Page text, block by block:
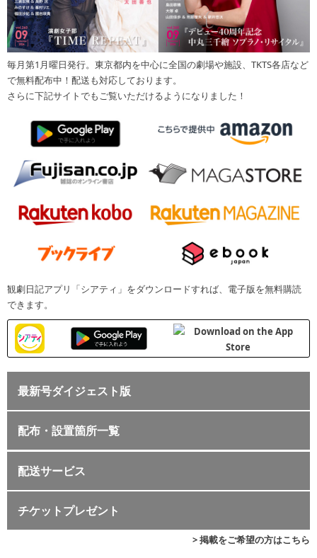
毎月第1月曜日発行。東京都内を中心に全国の劇場や施設、TKTS各店など
で無料配布中！配送も対応しております。
さらに下記サイトでもご覧いただけるようになりました！
観劇日記アプリ「シアティ」をダウンロードすれば、電子版を無料購読
できます。
最新号ダイジェスト版
配布・設置箇所一覧
配送サービス
チケットプレゼント
> 掲載をご希望の方はこちら